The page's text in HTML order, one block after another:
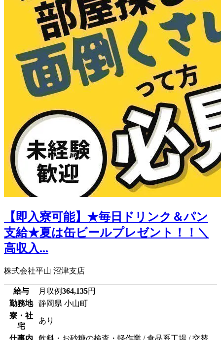
【即入寮可能】★毎日ドリンク＆パン
支給★夏は缶ビールプレゼント！！＼
高収入...
株式会社平山 沼津支店
給与 月収例364,135円
勤務地
静岡県 小山町
寮・社
宅
あり
仕事内
飲料・お砂糖の検査・軽作業 / 食品系工場 / 交替